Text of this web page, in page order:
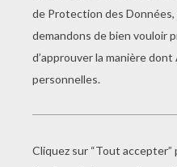
de loisirs, ateliers et
enfants... ne passez
événements
profitez-en pour